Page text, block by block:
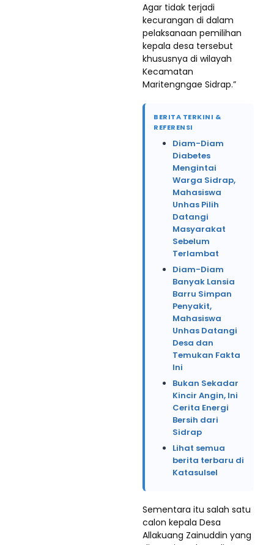
Agar tidak terjadi
kecurangan di dalam
pelaksanaan pemilihan
kepala desa tersebut
khususnya di wilayah
Kecamatan
Maritengngae Sidrap.”
BERITA TERKINI &
REFERENSI
Diam-Diam
Diabetes
Mengintai
Warga Sidrap,
Mahasiswa
Unhas Pilih
Datangi
Masyarakat
Sebelum
Terlambat
Diam-Diam
Banyak Lansia
Barru Simpan
Penyakit,
Mahasiswa
Unhas Datangi
Desa dan
Temukan Fakta
Ini
Bukan Sekadar
Kincir Angin, Ini
Cerita Energi
Bersih dari
Sidrap
Lihat semua
berita terbaru di
Katasulsel
Sementara itu salah satu
calon kepala Desa
Allakuang Zainuddin yang